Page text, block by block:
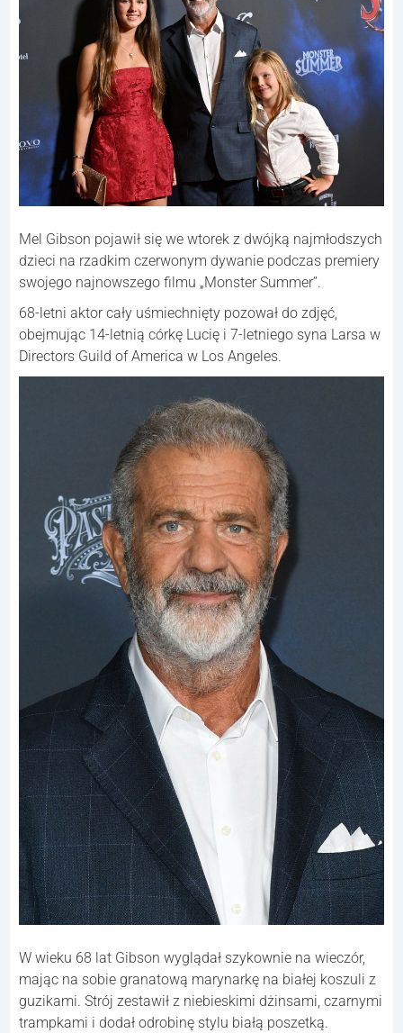
Mel Gibson pojawił się we wtorek z dwójką najmłodszych
dzieci na rzadkim czerwonym dywanie podczas premiery
swojego najnowszego filmu „Monster Summer”.
68-letni aktor cały uśmiechnięty pozował do zdjęć,
obejmując 14-letnią córkę Lucię i 7-letniego syna Larsa w
Directors Guild of America w Los Angeles.
W wieku 68 lat Gibson wyglądał szykownie na wieczór,
mając na sobie granatową marynarkę na białej koszuli z
guzikami. Strój zestawił z niebieskimi dżinsami, czarnymi
trampkami i dodał odrobinę stylu białą poszetką.